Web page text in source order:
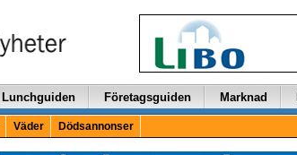
Lunchguiden Företagsguiden Marknad
Väder Dödsannonser